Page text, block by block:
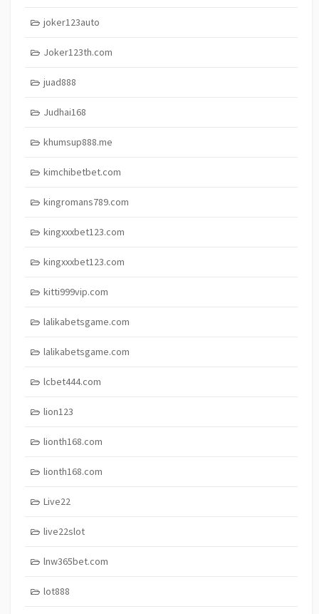
joker123auto
Joker123th.com
juad888
Judhai168
khumsup888.me
kimchibetbet.com
kingromans789.com
kingxxxbet123.com
kingxxxbet123.com
kitti999vip.com
lalikabetsgame.com
lalikabetsgame.com
lcbet444.com
lion123
lionth168.com
lionth168.com
Live22
live22slot
lnw365bet.com
lot888